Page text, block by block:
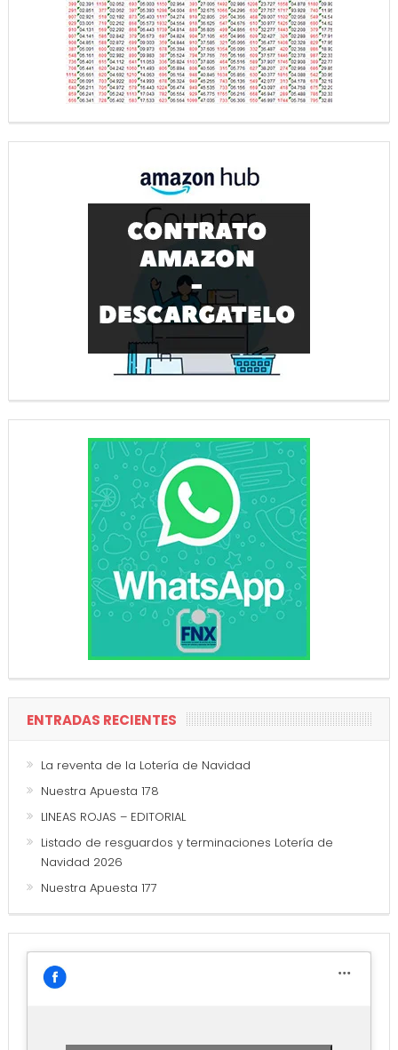
ENTRADAS RECIENTES
La reventa de la Lotería de Navidad
Nuestra Apuesta 178
LINEAS ROJAS – EDITORIAL
Listado de resguardos y terminaciones Lotería de
Navidad 2026
Nuestra Apuesta 177